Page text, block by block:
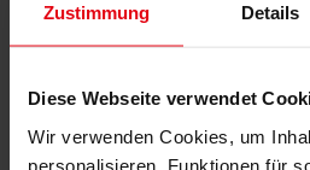
Zustimmung Details
Diese Webseite verwendet
Wir verwenden Cookies, um
personalisieren, Funktionen für